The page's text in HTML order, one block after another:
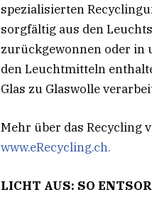
spezialisierten
sorgfältig aus den
zurückgewonnen oder in
den Leuchtmitteln
Glas zu Glaswolle
Mehr über das Recycling
www.eRecycling.ch.
LICHT AUS: SO